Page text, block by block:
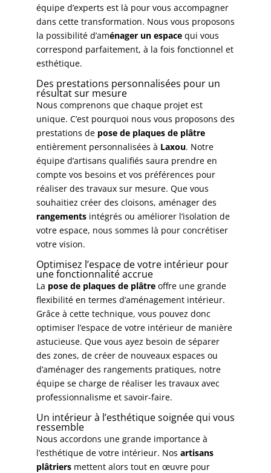
équipe d’experts est là pour vous accompagner
dans cette transformation. Nous vous proposons
la possibilité d’aménager un espacequi vous
correspond parfaitement, à la fois fonctionnel et
esthétique.
Des prestations personnalisées pour un
résultat sur mesure
Nous comprenons que chaque projet est
unique. C’est pourquoi nous vous proposons des
prestations de pose de plaques de plâtre
entièrement personnalisées à Laxou. Notre
équipe d’artisans qualifiés saura prendre en
compte vos besoins et vos préférences pour
réaliser des travaux sur mesure. Que vous
souhaitiez créer des cloisons, aménager des
rangementsintégrés ou améliorer l’isolation de
votre espace, nous sommes là pour concrétiser
votre vision.
Optimisez l’espace de votre intérieur pour
une fonctionnalité accrue
La pose de plaques de plâtreoffre une grande
flexibilité en termes d’aménagement intérieur.
Grâce à cette technique, vous pouvez donc
optimiser l’espace de votre intérieur de manière
astucieuse. Que vous ayez besoin de séparer
des zones, de créer de nouveaux espaces ou
d’aménager des rangements pratiques, notre
équipe se charge de réaliser les travaux avec
professionnalisme et savoir-faire.
Un intérieur à l’esthétique soignée qui vous
ressemble
Nous accordons une grande importance à
l’esthétique de votre intérieur. Nos artisans
plâtriersmettent alors tout en œuvre pour